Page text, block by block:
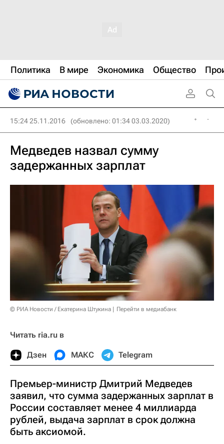
Политика В мире Экономика Общество
15:24 25.11.2016 (обновлено: 01:34 03.03.2020)
Медведев назвал сумму
задержанных зарплат
© РИА Новости / Екатерина Штукина Перейти в медиабанк
Читать ria.ru в
Дзен МАКС Telegram
Премьер-министр Дмитрий Медведев
заявил, что сумма задержанных зарплат в
России составляет менее 4 миллиарда
рублей, выдача зарплат в срок должна
быть аксиомой.